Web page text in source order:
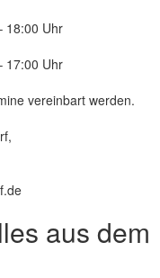
18:00 Uhr
17:00 Uhr
vereinbart werden.
aus dem